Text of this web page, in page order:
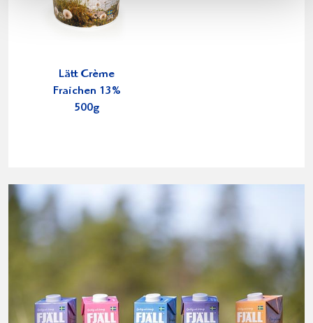
Lätt Crème
Fraichen 13%
500g